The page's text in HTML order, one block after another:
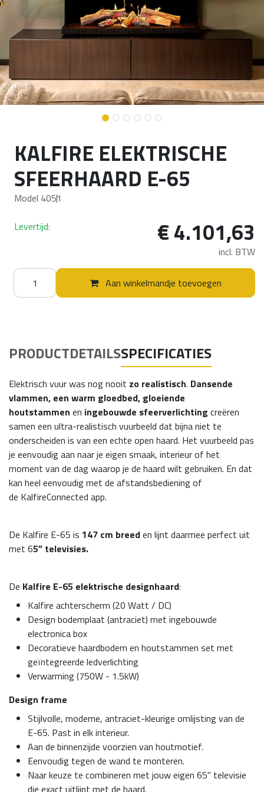
KALFIRE ELEKTRISCHE
SFEERHAARD E-65
Model 4051
Aan winkelmandje toevoegen
Levertijd: €4.101,63
incl. BTW
PRODUCTDETAILSSPECIFICATIES
Elektrisch vuur was nog nooit zo realistisch. Dansende
vlammen, een warm gloedbed, gloeiende
houtstammen en ingebouwde sfeerverlichting creëren
samen een ultra-realistisch vuurbeeld dat bijna niet te
onderscheiden is van een echte open haard. Het vuurbeeld pas
je eenvoudig aan naar je eigen smaak, interieur of het
moment van de dag waarop je de haard wilt gebruiken. En dat
kan heel eenvoudig met de afstandsbediening of
de KalfireConnected app.
De Kalfire E-65 is 147 cm breeden lijnt daarmee perfect uit
met 65” televisies.
De Kalfire E-65 elektrische designhaard:
Kalfire achterscherm (20 Watt / DC)
Design bodemplaat (antraciet) met ingebouwde
electronica box
Decoratieve haardbodem en houtstammen set met
geïntegreerde ledverlichting
Verwarming (750W - 1.5kW)
Design frame
Stijlvolle, moderne, antraciet-kleurige omlijsting van de
E-65. Past in elk interieur.
Aan de binnenzijde voorzien van houtmotief.
Eenvoudig tegen de wand te monteren.
Naar keuze te combineren met jouw eigen 65" televisie
die exact uitlijnt met de haard.